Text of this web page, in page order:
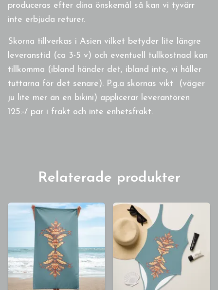
produceras efter dina önskemål så kan vi tyvärr
inte erbjuda returer.
Skorna tillverkas i Asien vilket betyder lite längre
leveranstid (ca 3-5 v) och eventuell tullkostnad kan
tillkomma (ibland händer det, ibland inte, vi håller
tuttarna för det senare). P.g.a skornas vikt (väger
ju lite mer än en bikini) applicerar leverantören
125:-/ par i frakt och inte enhetsfrakt.
Relaterade produkter